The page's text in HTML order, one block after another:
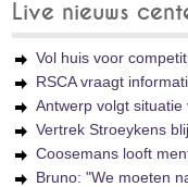
Live nieuws
Vol huis voor
RSCA vraagt
Antwerp volgt
Vertrek Stroeykens
Coosemans looft
Bruno: "We moeten